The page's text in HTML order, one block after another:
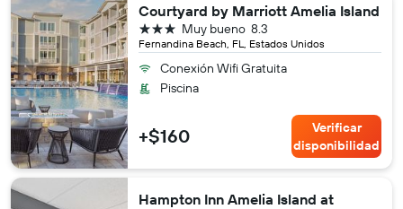
Courtyard by Marriott Amelia Island
Fernandina Beach, FL, Estados Unidos
8.3
Muy bueno
3 estrellas
Conexión Wifi Gratuita
Piscina
+$160
Verificar
disponibilidad
Hampton Inn Amelia Island at